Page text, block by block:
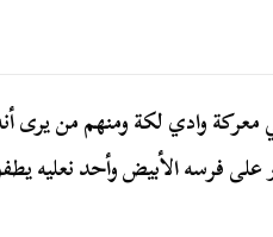
وادي لكة ومنهم من يرى
على فرسه الأبيض وأحد نعليه